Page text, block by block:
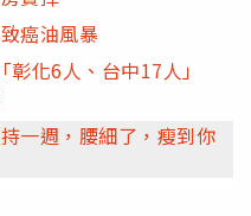
癌油風暴
化6人、台中17人」
一週，腰細了，瘦到你